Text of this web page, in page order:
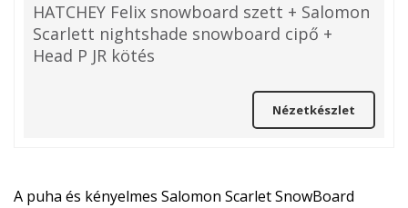
HATCHEY Felix snowboard szett + Salomon
Scarlett nightshade snowboard cipő +
Head P JR kötés
Nézetkészlet
A puha és kényelmes Salomon Scarlet SnowBoard